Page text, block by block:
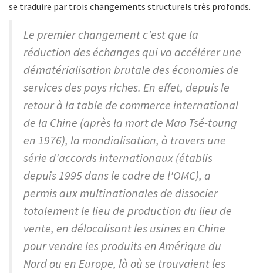
se traduire par trois changements structurels très profonds.
Le premier changement c’est que la
réduction des échanges qui va accélérer une
dématérialisation brutale des économies de
services des pays riches. En effet, depuis le
retour à la table de commerce international
de la Chine (après la mort de Mao Tsé-toung
en 1976), la mondialisation, à travers une
série d'accords internationaux (établis
depuis 1995 dans le cadre de l'OMC), a
permis aux multinationales de dissocier
totalement le lieu de production du lieu de
vente, en délocalisant les usines en Chine
pour vendre les produits en Amérique du
Nord ou en Europe, là où se trouvaient les